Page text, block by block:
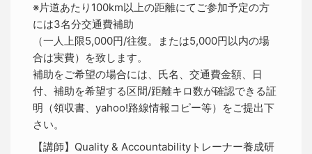
※片道あたり100km以上の距離にてご参加予定の方
には3名分交通費補助
（一人上限5,000円/往復。または5,000円以内の場
合は実費）を致します。
補助をご希望の場合には、氏名、交通費金額、日
付、補助を希望する区間/距離キロ数が確認できる証
明（領収書、yahoo!路線情報コピー等）をご提出下
さい。
【講師】Quality & Accountabilityトレーナー養成研